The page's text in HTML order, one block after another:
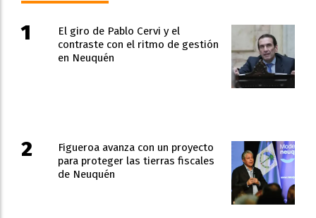
El giro de Pablo Cervi y el
contraste con el ritmo de gestión
en Neuquén
Figueroa avanza con un proyecto
para proteger las tierras fiscales
de Neuquén